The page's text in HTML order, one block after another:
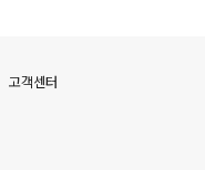
고객센터